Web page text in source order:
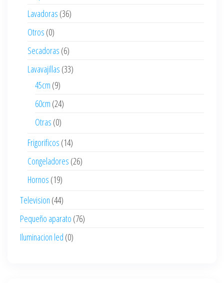
Lavadoras (36)
Otros (0)
Secadoras (6)
Lavavajillas (33)
45cm (9)
60cm (24)
Otras (0)
Frigorificos (14)
Congeladores (26)
Hornos (19)
Television (44)
Pequeño aparato (76)
Iluminacion led (0)